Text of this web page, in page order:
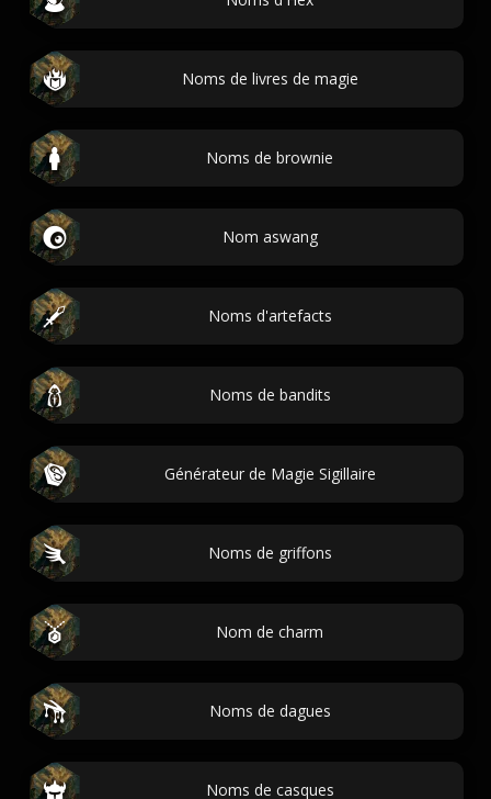
Noms de livres de magie
Noms de brownie
Nom aswang
Noms d'artefacts
Noms de bandits
Générateur de Magie Sigillaire
Noms de griffons
Nom de charm
Noms de dagues
Noms de casques